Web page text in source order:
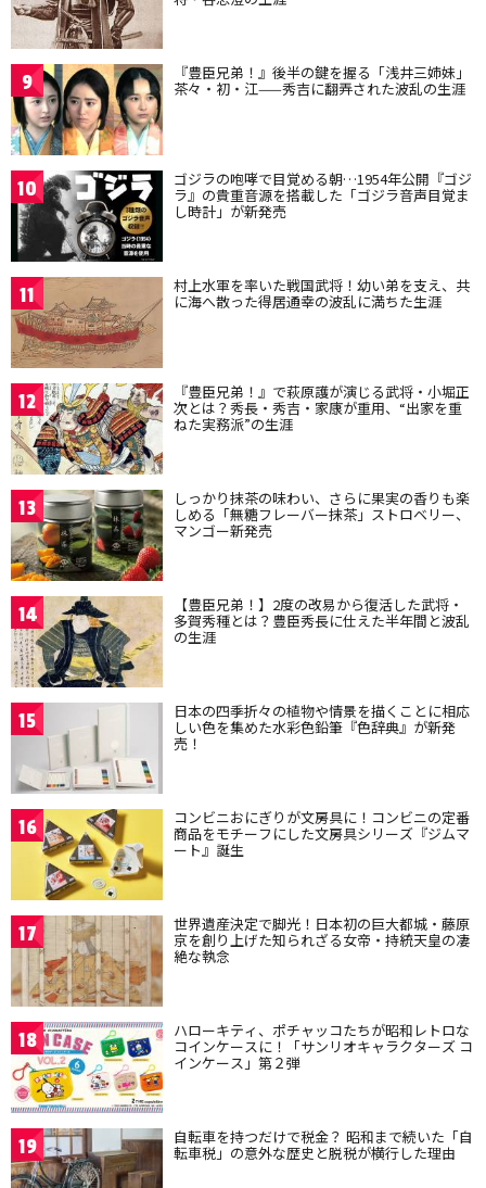
9 『豊臣兄弟！』後半の鍵を握る「浅井三姉妹」
茶々・初・江——秀吉に翻弄された波乱の生涯
10 ゴジラの咆哮で目覚める朝…1954年公開『ゴジ
ラ』の貴重音源を搭載した「ゴジラ音声目覚ま
し時計」が新発売
11 村上水軍を率いた戦国武将！幼い弟を支え、共
に海へ散った得居通幸の波乱に満ちた生涯
12 『豊臣兄弟！』で萩原護が演じる武将・小堀正
次とは？秀長・秀吉・家康が重用、“出家を重
ねた実務派”の生涯
13 しっかり抹茶の味わい、さらに果実の香りも楽
しめる「無糖フレーバー抹茶」ストロベリー、
マンゴー新発売
14 【豊臣兄弟！】2度の改易から復活した武将・
多賀秀種とは？豊臣秀長に仕えた半年間と波乱
の生涯
15 日本の四季折々の植物や情景を描くことに相応
しい色を集めた水彩色鉛筆『色辞典』が新発
売！
16 コンビニおにぎりが文房具に！コンビニの定番
商品をモチーフにした文房具シリーズ『ジムマ
ート』誕生
17 世界遺産決定で脚光！日本初の巨大都城・藤原
京を創り上げた知られざる女帝・持統天皇の凄
絶な執念
18 ハローキティ、ポチャッコたちが昭和レトロな
コインケースに！「サンリオキャラクターズ コ
インケース」第２弾
19 自転車を持つだけで税金？ 昭和まで続いた「自
転車税」の意外な歴史と脱税が横行した理由